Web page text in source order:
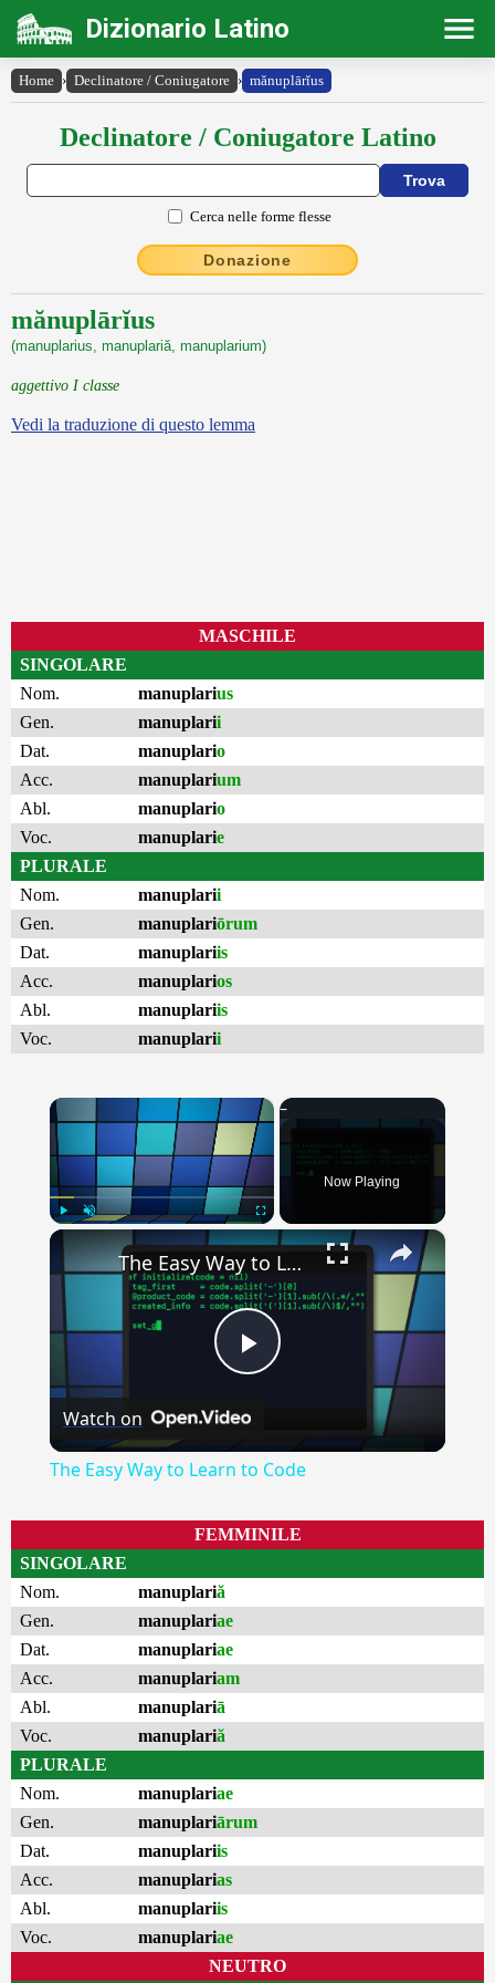
Dizionario Latino
Home › Declinatore / Coniugatore › mănuplārĭus
Declinatore / Coniugatore Latino
Cerca nelle forme flesse
Donazione
mănuplārĭus
(manuplarius, manuplariă, manuplarium)
aggettivo I classe
Vedi la traduzione di questo lemma
MASCHILE
SINGOLARE
Nom.
manuplarius
Gen.
manuplarii
Dat.
manuplario
Acc.
manuplarium
Abl.
manuplario
Voc.
manuplarie
PLURALE
Nom.
manuplarii
Gen.
manuplariōrum
Dat.
manuplariis
Acc.
manuplarios
Abl.
manuplariis
Voc.
manuplarii
×
Fullscreen
Now Playing
×
Play
Video
The Easy Way to Learn to Code
Watch on
The Easy Way to Learn to Code
FEMMINILE
SINGOLARE
Nom.
manuplariă
Gen.
manuplariae
Dat.
manuplariae
Acc.
manuplariam
Abl.
manuplariā
Voc.
manuplariă
PLURALE
Nom.
manuplariae
Gen.
manuplariārum
Dat.
manuplariis
Acc.
manuplarias
Abl.
manuplariis
Voc.
manuplariae
NEUTRO